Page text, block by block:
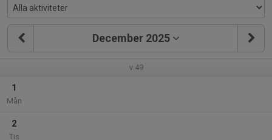
December 2025
v.49
1
Mån
2
Tis